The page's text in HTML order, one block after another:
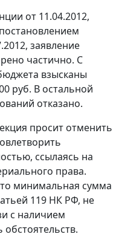
от 11.04.2012,
постановлением
заявление
частично. С
взысканы
руб. В остальной
отказано.
просит отменить
ссылаясь на
права.
минимальная сумма
119 НК РФ, не
с наличием